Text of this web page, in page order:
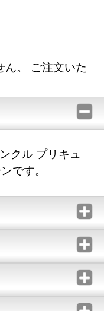
ん。 ご注文いた
クル プリキュ
です。